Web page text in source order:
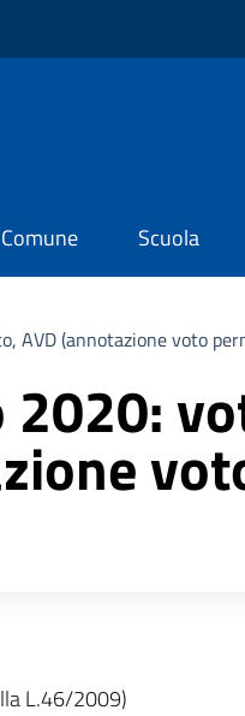
Scuola
AVD (annotazione voto
L.46/2009)